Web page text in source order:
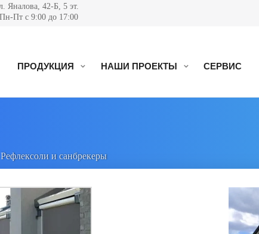
Яналова, 42-Б, 5 эт.
Пт с 9:00 до 17:00
ПРОДУКЦИЯ НАШИ ПРОЕКТЫ СЕРВИС
Рефлексоли и санбрекеры